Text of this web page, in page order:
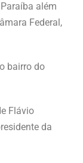
além
Federal,
bairro do
Flávio
da